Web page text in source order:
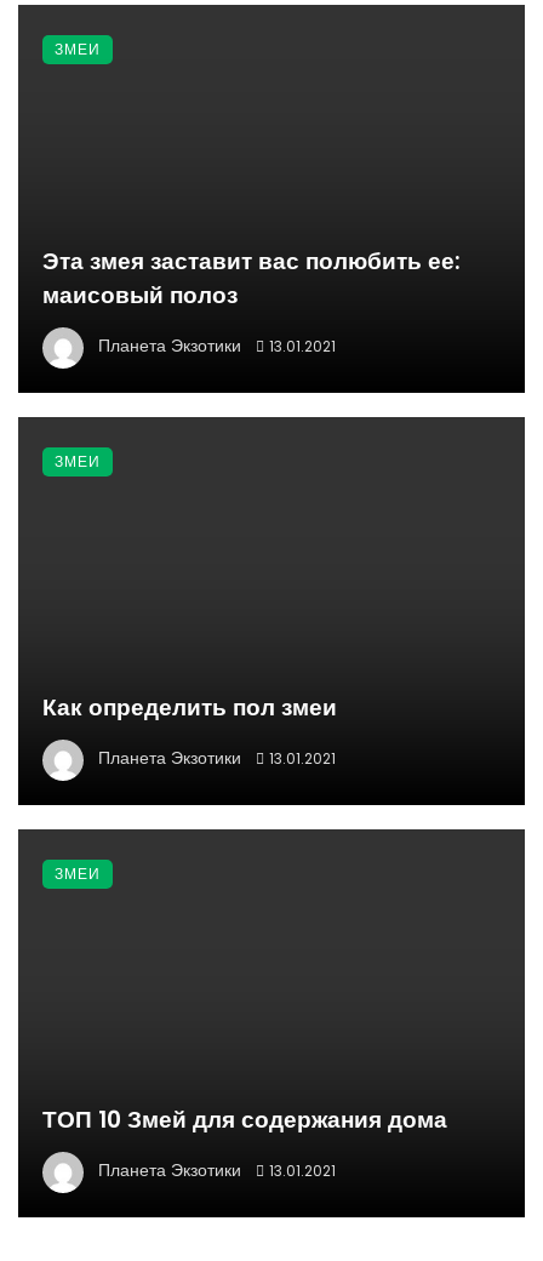
Эта змея заставит вас полюбить ее:
маисовый полоз
Планета Экзотики 13.01.2021
ЗМЕИ
Как определить пол змеи
Планета Экзотики 13.01.2021
ЗМЕИ
ТОП 10 Змей для содержания дома
Планета Экзотики 13.01.2021
ЗМЕИ